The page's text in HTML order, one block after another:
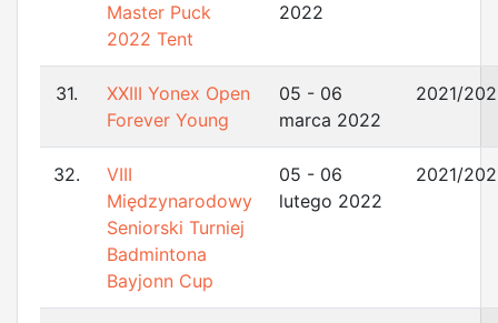
Master Puck
2022 Tent
2022
31.
XXIII Yonex Open
Forever Young
05 - 06
marca 2022
2021/
32.
VIII
Międzynarodowy
Seniorski Turniej
Badmintona
Bayjonn Cup
05 - 06
lutego 2022
2021/